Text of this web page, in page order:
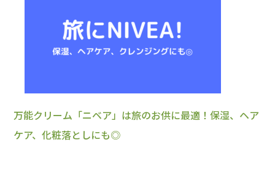
万能クリーム「ニベア」は旅のお供に最適！保湿、ヘア
ケア、化粧落としにも◎